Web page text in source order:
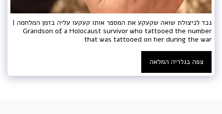
נכד לניצולת שואה שקעקע את המספר אותו קעקעו עליה בזמן המלחמה |
Grandson of a Holocaust survivor who tattooed the number
that was tattooed on her during the war
צפה בגלריה המלאה